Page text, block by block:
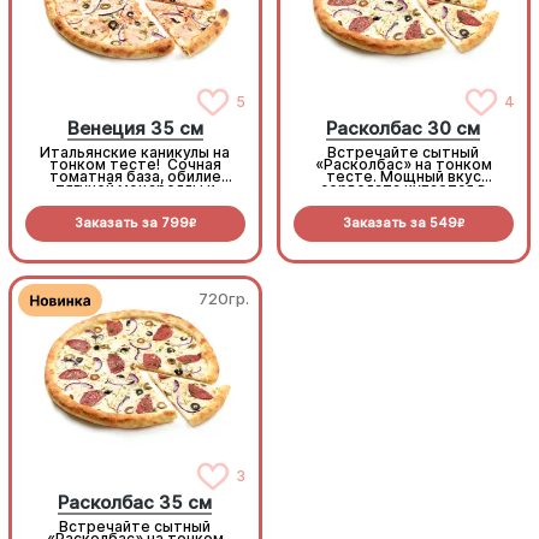
5
Венеция 35 см
Итальянские каникулы на
тонком тесте! Сочная
томатная база, обилие
тягучей моцареллы и
курочка. Микс маслин,
оливок и сладкого шалота
средиземноморский вкус
Заказать за 799R
4
Расколбас 30 см
Встречайте сытный
«Расколбас» на тонком
тесте. Мощный вкус
сервелата купается в
маслины и лук-шалот
добавляют изысканной
пикантности. Тонко, сочно,
Заказать за 549R
720гр.
3
Расколбас 35 см
Встречайте сытный